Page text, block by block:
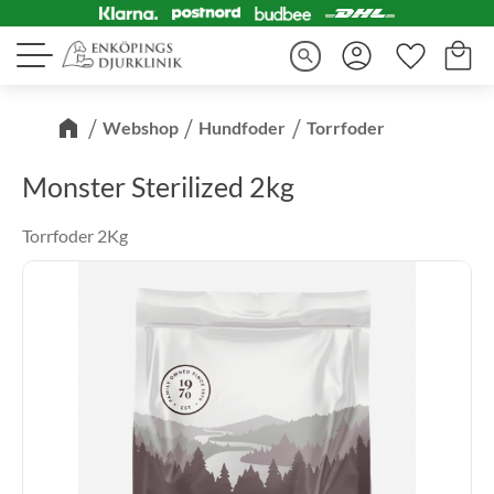
Meny search
Webshop Hundfoder Torrfoder
Monster Sterilized 2kg
Torrfoder 2Kg